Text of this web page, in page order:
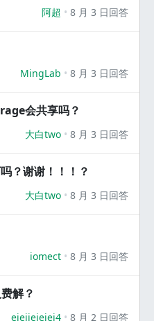
阿超 8 月 3 日回答
MingLab 8 月 3 日回答
会共享吗？
大白two 8 月 3 日回答
？谢谢！！！？
大白two 8 月 3 日回答
iomect 8 月 3 日回答
解？
eieiieieiei4 8 月 2 日回答